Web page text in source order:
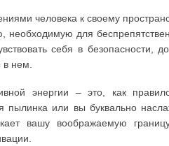
человека к своему
необходимую для
себя в
в нем.
энергии – это, как
пылинка или вы буквально
вашу воображаемую